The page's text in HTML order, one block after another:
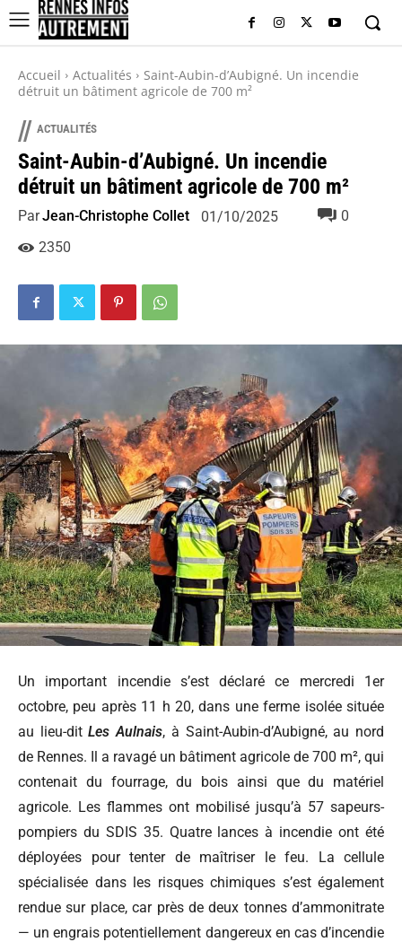
Accueil Actualités
Saint-Aubin-d’Aubigné. Un incendie
détruit un bâtiment agricole de 700 m²
// ACTUALITÉS
Saint-Aubin-d’Aubigné. Un incendie
détruit un bâtiment agricole de 700 m²
ParJean-Christophe Collet 01/10/2025
0
2350
Un important incendie s’est déclaré ce mercredi 1er
octobre, peu après 11 h 20, dans une ferme isolée située
au lieu-ditLes Aulnais, à Saint-Aubin-d’Aubigné, au nord
de Rennes. Il a ravagé un bâtiment agricole de 700 m², qui
contenait du fourrage, du bois ainsi que du matériel
agricole. Les flammes ont mobilisé jusqu’à 57 sapeurs-
pompiers du SDIS 35. Quatre lances à incendie ont été
déployées pour tenter de maîtriser le feu. La cellule
spécialisée dans les risques chimiques s’est également
rendue sur place, car près de deux tonnes d’ammonitrate
— un engrais potentiellement dangereux en cas d’incendie